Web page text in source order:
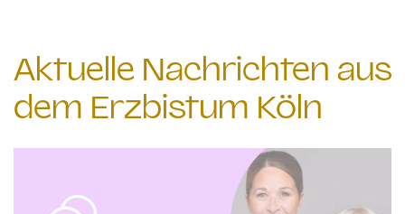
Aktuelle Nachrichten aus
dem Erzbistum Köln